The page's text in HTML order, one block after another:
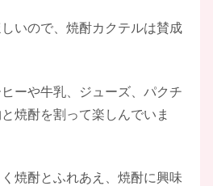
いので、焼酎カクテルは賛成
ーや牛乳、ジューズ、パクチ
焼酎を割って楽しんでいま
焼酎とふれあえ、焼酎に興味